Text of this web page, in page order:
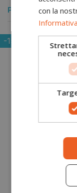
POTREBBERO
-15%
con la